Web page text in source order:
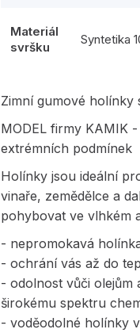
Materiál
svršku
Syntetika
Zimní gumové holínky
MODEL firmy KAMIK
extrémních podmínek
Holínky jsou ideální
vinaře, zemědělce a
pohybovat ve vlhkém
- nepromokavá
- ochrání vás až do
- odolnost vůči olejům
širokému spektru
- voděodolné holínky